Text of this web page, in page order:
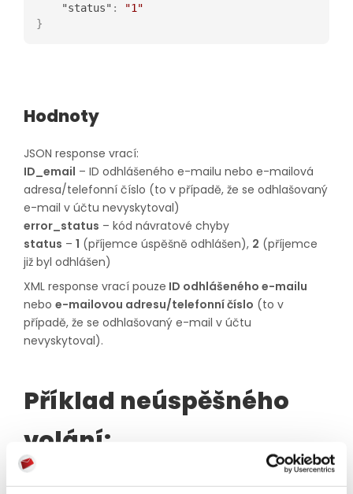
"status" :
"1"
}
Hodnoty
JSON response vrací:
ID_email – ID odhlášeného e-mailu nebo e-mailová
adresa/telefonní číslo (to v případě, že se odhlašovaný
e-mail v účtu nevyskytoval)
error_status – kód návratové chyby
status – 1 (příjemce úspěšně odhlášen), 2 (příjemce
již byl odhlášen)
XML response vrací pouze ID odhlášeného e-mailu
nebo e-mailovou adresu/telefonní číslo (to v
případě, že se odhlašovaný e-mail v účtu
nevyskytoval).
Příklad neúspěšného
volání: